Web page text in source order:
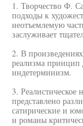
1. Творчество Ф.
подходы к
неотъемлемую
заслуживает
2. В
реализма принцип
индетерминизм.
3. Реалистическое
представлено
сатирические и
и романы